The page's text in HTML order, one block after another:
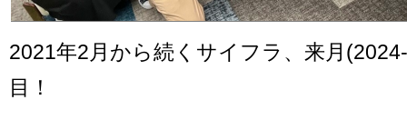
2021年2月から続くサイフラ、来月
目！